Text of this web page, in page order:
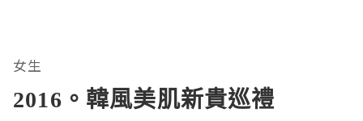
女生
2016。韓風美肌新貴巡禮